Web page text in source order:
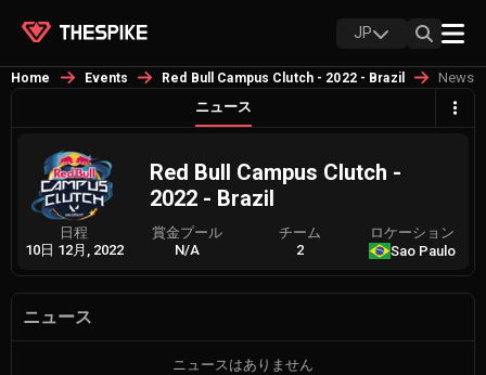
JP
Home Events Red Bull Campus Clutch - 2022 - Brazil
News
ニュース
Red Bull Campus Clutch -
2022 - Brazil
日程
10日 12月, 2022
賞金プール
N/A
チーム
2
ロケーション
Sao Paulo
ニュース
ニュースはありません